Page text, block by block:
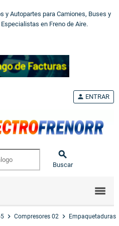
y Autopartes para Camiones, Buses y
en Freno de Aire.

Buscar
person ENTRAR
chevron_right Compresores 02 chevron_right Empaquetaduras